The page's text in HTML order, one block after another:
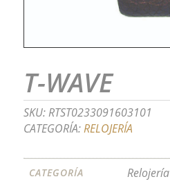
T-WAVE
SKU:RTST0233091603101
CATEGORÍA:RELOJERÍA
CATEGORÍA Relojería